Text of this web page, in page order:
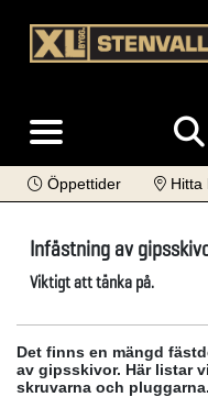
Öppettider Hitta
Infästning av
Viktigt att tänka på.
Det finns en mängd
av gipsskivor. Här listar
skruvarna och pluggarna.